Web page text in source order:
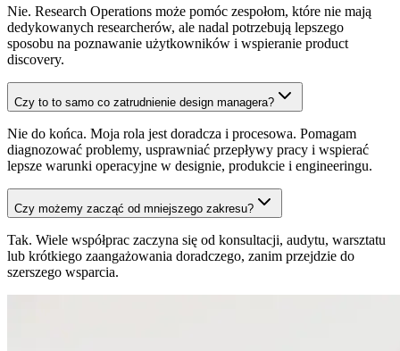
Nie. Research Operations może pomóc zespołom, które nie mają
dedykowanych researcherów, ale nadal potrzebują lepszego
sposobu na poznawanie użytkowników i wspieranie product
discovery.
Czy to to samo co zatrudnienie design managera?
Nie do końca. Moja rola jest doradcza i procesowa. Pomagam
diagnozować problemy, usprawniać przepływy pracy i wspierać
lepsze warunki operacyjne w designie, produkcie i engineeringu.
Czy możemy zacząć od mniejszego zakresu?
Tak. Wiele współprac zaczyna się od konsultacji, audytu, warsztatu
lub krótkiego zaangażowania doradczego, zanim przejdzie do
szerszego wsparcia.